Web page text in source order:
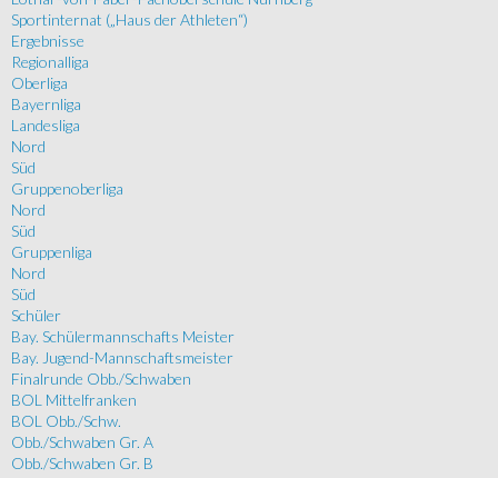
Sportinternat („Haus der Athleten“)
Ergebnisse
Regionalliga
Oberliga
Bayernliga
Landesliga
Nord
Süd
Gruppenoberliga
Nord
Süd
Gruppenliga
Nord
Süd
Schüler
Bay. Schülermannschafts Meister
Bay. Jugend-Mannschaftsmeister
Finalrunde Obb./Schwaben
BOL Mittelfranken
BOL Obb./Schw.
Obb./Schwaben Gr. A
Obb./Schwaben Gr. B